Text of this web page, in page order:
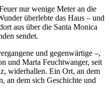
nur wenige Meter an die
überlebte das Haus – und
aus über die Santa Monica
sendet.
und gegenwärtige –,
und Marta Feuchtwanger, seit
widerhallen. Ein Ort, an dem
an dem sich Geschichte und